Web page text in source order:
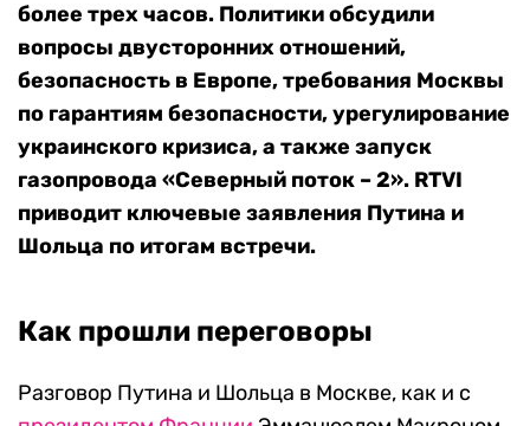
более трех часов. Политики обсудили
вопросы двусторонних отношений,
безопасность в Европе, требования Москвы
по гарантиям безопасности, урегулирование
украинского кризиса, а также запуск
газопровода «Северный поток – 2». RTVI
приводит ключевые заявления Путина и
Шольца по итогам встречи.
Как прошли переговоры
Разговор Путина и Шольца в Москве, как и с